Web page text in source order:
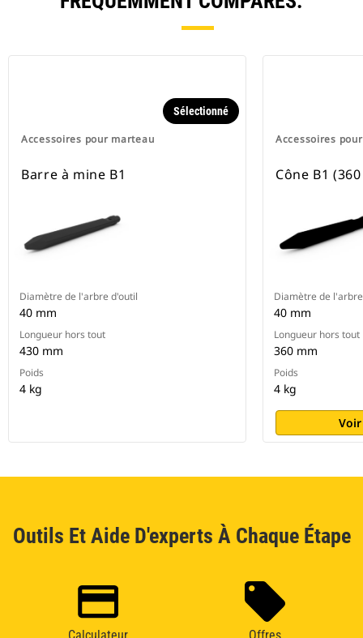
Accessoires pour marteau
Sélectionné
Barre à mine B1
Diamètre de l'arbre d'outil
40 mm
Longueur hors tout
430 mm
Poids
4 kg
Accessoires
Cône B1
Diamètre de
40 mm
Longueur hors tout
360 mm
Poids
4 kg
Outils Et Aide D'experts À Chaque Étape